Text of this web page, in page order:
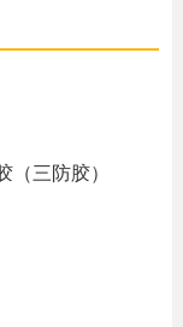
（三防胶）